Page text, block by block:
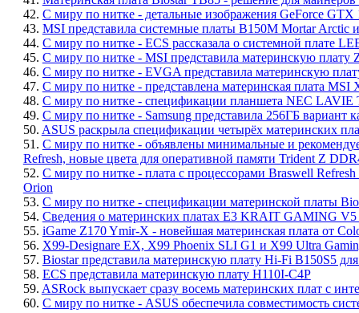
42. С миру по нитке - детальные изображения GeForce
43. MSI представила системные платы B150M Mortar Arctic
44. С миру по нитке - ECS рассказала о системной плате
45. С миру по нитке - MSI представила материнскую
46. С миру по нитке - EVGA представила материнскую
47. С миру по нитке - представлена материнская плата
48. С миру по нитке - спецификации планшета NEC LAVIE
49. С миру по нитке - Samsung представила 256ГБ вариант
50. ASUS раскрыла спецификации четырёх материнских
51. С миру по нитке - объявлены минимальные и
Refresh, новые цвета для оперативной памяти Trident Z
52. С миру по нитке - плата с процессорами Braswell
Orion
53. С миру по нитке - спецификации материнской платы
54. Сведения о материнских платах E3 KRAIT GAMING
55. iGame Z170 Ymir-X - новейшая материнская плата от
56. X99-Designare EX, X99 Phoenix SLI G1 и X99 Ultra
57. Biostar представила материнскую плату Hi-Fi B150S5
58. ECS представила материнскую плату H110I-C4P
59. ASRock выпускает сразу восемь материнских плат с
60. С миру по нитке - ASUS обеспечила совместимость